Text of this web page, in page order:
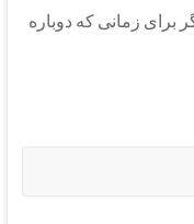
برای زمانی که دوباره